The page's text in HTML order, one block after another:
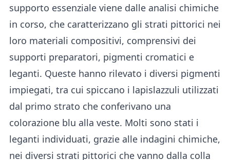
supporto essenziale viene dalle analisi chimiche
in corso, che caratterizzano gli strati pittorici nei
loro materiali compositivi, comprensivi dei
supporti preparatori, pigmenti cromatici e
leganti. Queste hanno rilevato i diversi pigmenti
impiegati, tra cui spiccano i lapislazzuli utilizzati
dal primo strato che conferivano una
colorazione blu alla veste. Molti sono stati i
leganti individuati, grazie alle indagini chimiche,
nei diversi strati pittorici che vanno dalla colla